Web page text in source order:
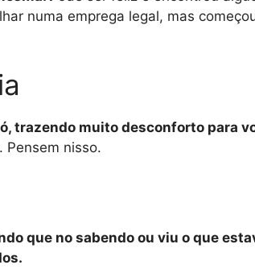
numa emprega legal, mas
trazendo muito desconforto para
Pensem nisso.
que no sabendo ou viu o que